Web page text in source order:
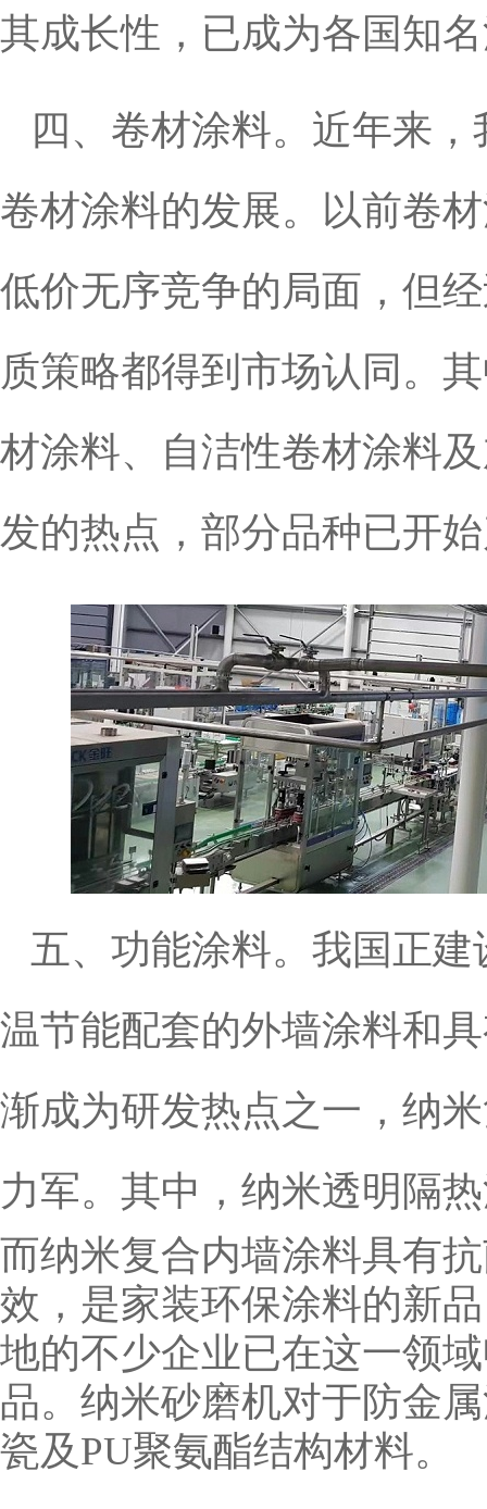
其成长性，已成为各国知
四、卷材涂料。近年来
卷材涂料的发展。以前卷
低价无序竞争的局面，但
质策略都得到市场认同。
材涂料、自洁性卷材涂料
发的热点，部分品种已开
五、功能涂料。我国正
温节能配套的外墙涂料和
渐成为研发热点之一，纳
力军。 其中，纳米透明隔
而纳米复合内墙涂料具有
效，是家装环保涂料的新
地的不少企业已在这一领
品。纳米砂磨机对于防金
瓷及PU聚氨酯结构材料。